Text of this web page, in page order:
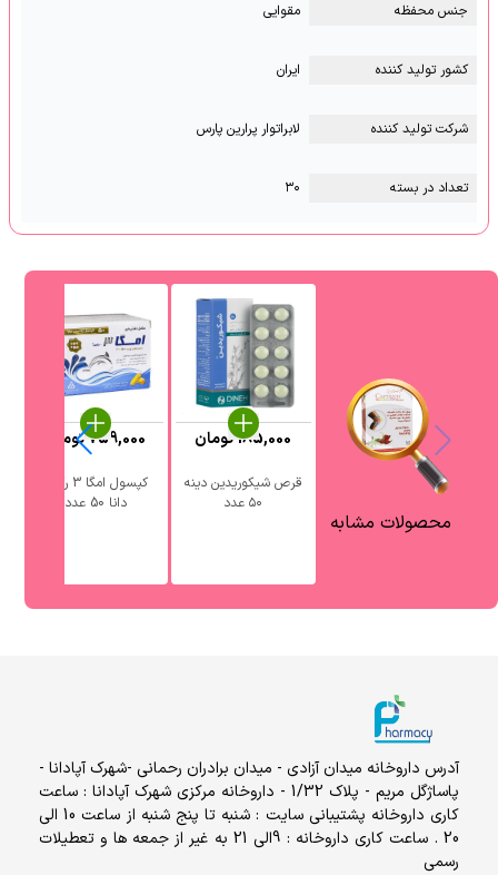
جنس محفظه مقوایی
کشور تولید کننده ایران
شرکت تولید کننده لابراتوار پرارین پارس
تعداد در بسته ۳۰
محصولات مشابه
قرص شیکوریدین دینه
۵۰ عدد
185,000تومان
کپسول امگا 3 رکس
دانا 50 عدد
759,000تومان
آدرس داروخانه میدان آزادی - میدان برادران رحمانی -شهرک آپادانا -
پاساژگل مریم - پلاک 1/32 - داروخانه مرکزی شهرک آپادانا : ساعت
کاری داروخانه پشتیبانی سایت : شنبه تا پنج شنبه از ساعت 10 الی
20 . ساعت کاری داروخانه : 9الی 21 به غیر از جمعه ها و تعطیلات
رسمی